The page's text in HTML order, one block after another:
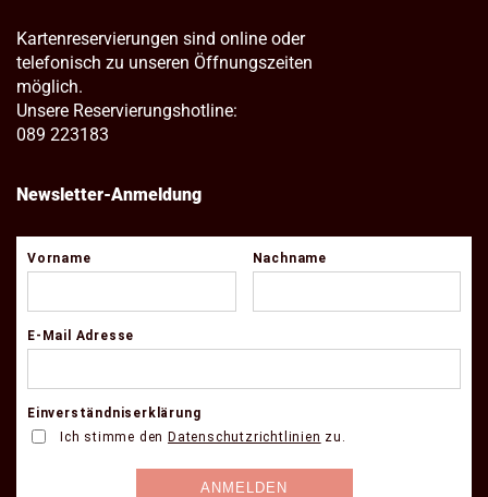
Kartenreservierungen sind online oder
telefonisch zu unseren Öffnungszeiten
möglich.
Unsere Reservierungshotline:
089 223183
Newsletter-Anmeldung